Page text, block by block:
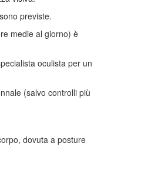
previste.
medie al giorno) è
oculista per un
(salvo controlli più
dovuta a posture